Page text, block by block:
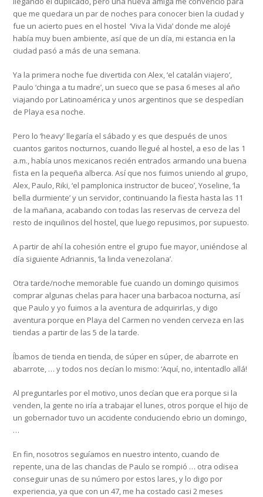
que me quedara un par de noches para conocer bien la ciudad y
fue un acierto pues en el hostel ‘Viva la Vida’ donde me alojé
había muy buen ambiente, así que de un día, mi estancia en la
ciudad pasó a más de una semana.
Ya la primera noche fue divertida con Alex, ‘el catalán viajero’,
Paulo ‘chinga a tu madre’, un sueco que se pasa 6 meses al año
viajando por Latinoamérica y unos argentinos que se despedían
de Playa esa noche.
Pero lo ‘heavy’ llegaría el sábado y es que después de unos
cuantos garitos nocturnos, cuando llegué al hostel, a eso de las 1
a.m., había unos mexicanos recién entrados armando una buena
fista en la pequeña alberca. Así que nos fuimos uniendo al grupo,
Alex, Paulo, Riki, ‘el pamplonica instructor de buceo’, Yoseline, ‘la
bella durmiente’ y un servidor, continuando la fiesta hasta las 11
de la mañana, acabando con todas las reservas de cerveza del
resto de inquilinos del hostel, que luego repusimos, por supuesto.
A partir de ahí la cohesión entre el grupo fue mayor, uniéndose al
día siguiente Adriannis, ‘la linda venezolana’.
Otra tarde/noche memorable fue cuando un domingo quisimos
comprar algunas chelas para hacer una barbacoa nocturna, así
que Paulo y yo fuimos a la aventura de adquirirlas, y digo
aventura porque en Playa del Carmen no venden cerveza en las
tiendas a partir de las 5 de la tarde.
Íbamos de tienda en tienda, de súper en súper, de abarrote en
abarrote, … y todos nos decían lo mismo: ‘Aquí, no, intentadlo allá!
Al preguntarles por el motivo, unos decían que era porque si la
venden, la gente no iría a trabajar el lunes, otros porque el hijo de
un gobernador tuvo un accidente conduciendo ebrio un domingo,
…
En fin, nosotros seguíamos en nuestro intento, cuando de
repente, una de las chanclas de Paulo se rompió … otra odisea
conseguir unas de su número por estos lares, y lo digo por
experiencia, ya que con un 47, me ha costado casi 2 meses